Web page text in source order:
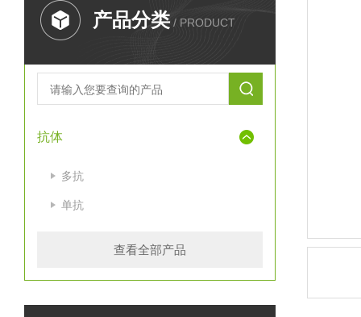
产品分类 / PRODUCT
抗体
多抗
单抗
查看全部产品